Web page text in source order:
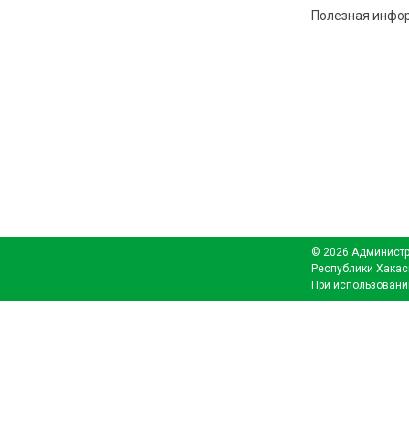
Полезная
© 2026
Республики
При